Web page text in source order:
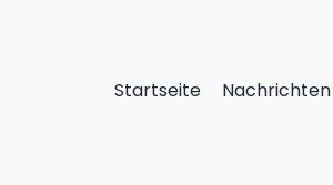
Startseite Nachrichten